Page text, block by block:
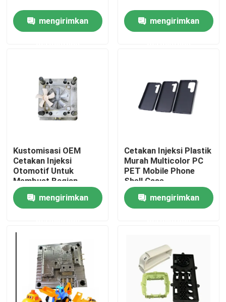
Rumah
Tur Pabrik
Hubungi Kami
Berita
Cetakan Injeksi Otomatis
Bagian peralatan rumah tangga Cetakan injeksi
mengirimkan mengirimkan
Kustomisasi OEM
Cetakan Injeksi
Otomotif Untuk
Membuat Bagian
Platic
mengirimkan
Cetakan Injeksi Plastik
Murah Multicolor PC
PET Mobile Phone
Shell Case
mengirimkan